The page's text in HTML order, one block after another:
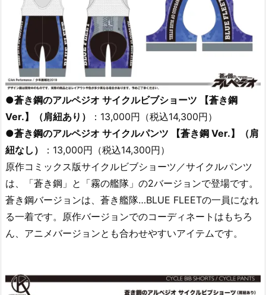
●蒼き鋼のアルペジオ サイクルビブショーツ 【蒼き鋼
Ver.】（肩紐あり）
：13,000円（税込14,300円）
●蒼き鋼のアルペジオ サイクルパンツ 【蒼き鋼 Ver.】（肩
紐なし）
：13,000円（税込14,300円）
原作コミックス版サイクルビブショーツ／サイクルパンツ
は、「蒼き鋼」と「霧の艦隊」の2バージョンで登場です。
蒼き鋼バージョンは、蒼き艦隊…BLUE FLEETの一員になれ
る一着です。原作バージョンでのコーディネートはもちろ
ん、アニメバージョンとも合わせやすいアイテムです。